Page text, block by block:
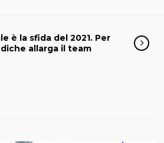
è la sfida del 2021. Per
allarga il team